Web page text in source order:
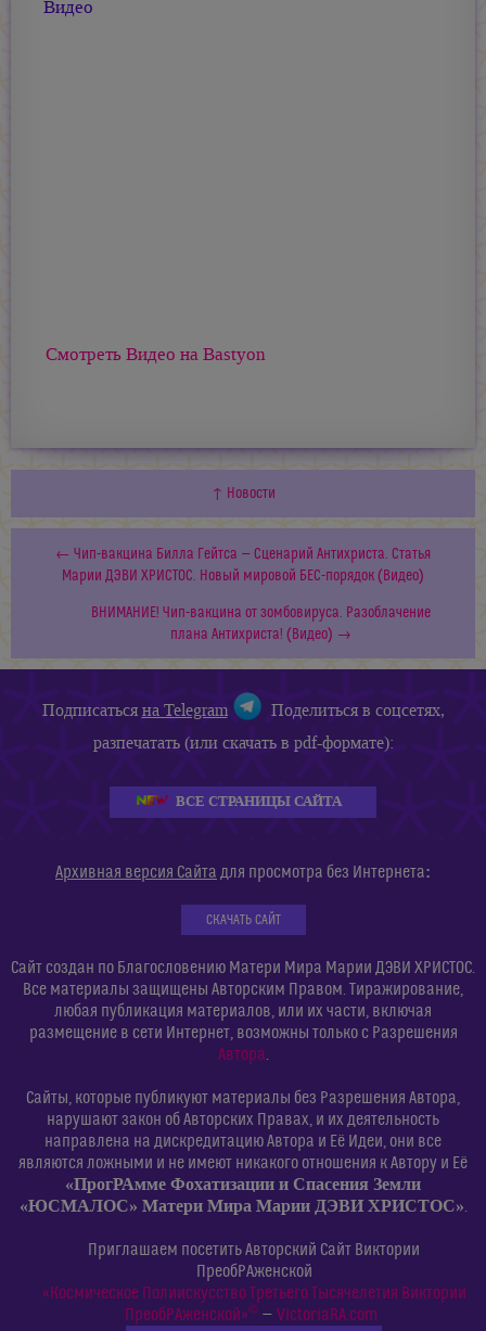
Видео
Смотреть Видео на Bastyon
↑ Новости
← Чип-вакцина Билла Гейтса — Сценарий Антихриста. Статья
Марии ДЭВИ ХРИСТОС. Новый мировой БЕС-порядок (Видео)
ВНИМАНИЕ! Чип-вакцина от зомбовируса. Разоблачение
плана Антихриста! (Видео) →
Подписатьсяна Telegram
Поделиться в соцсетях,
разпечатать (или скачать в pdf-формате):
ВСЕ СТРАНИЦЫ САЙТА
Архивная версия Сайта для просмотра без Интернета:
СКАЧАТЬ САЙТ
Сайт создан по Благословению Матери Мира Марии ДЭВИ ХРИСТОС.
Все материалы защищены Авторским Правом. Тиражирование,
любая публикация материалов, или их части, включая
размещение в сети Интернет, возможны только с Разрешения
Автора
Сайты, которые публикуют материалы без Разрешения Автора,
нарушают закон об Авторских Правах, и их деятельность
направлена на дискредитацию Автора и Её Идеи, они все
являются ложными и не имеют никакого отношения к Автору и Её
«ПрогРАмме Фохатизации и Спасения Земли
«ЮСМАЛОС» Матери Мира Марии ДЭВИ ХРИСТОС»
Приглашаем посетить Авторский Сайт Виктории
ПреобРАженской
«Космическое Полиискусство Третьего Тысячелетия Виктории
ПреобРАженской»©— VictoriaRA.com